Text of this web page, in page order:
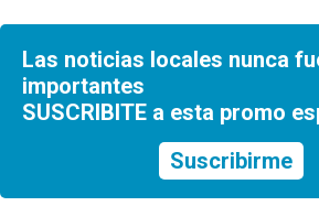
Las noticias locales nunca
importantes
SUSCRIBITE a esta promo
Suscribirme